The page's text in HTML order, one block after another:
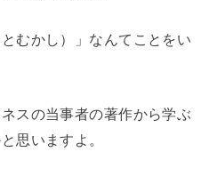
むかし）」なんてことをい
スの当事者の著作から学ぶ
思いますよ。